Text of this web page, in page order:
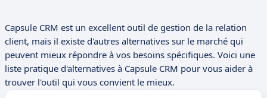
Capsule CRM est un excellent outil de gestion de la relation
client, mais il existe d'autres alternatives sur le marché qui
peuvent mieux répondre à vos besoins spécifiques. Voici une
liste pratique d'alternatives à Capsule CRM pour vous aider à
trouver l'outil qui vous convient le mieux.